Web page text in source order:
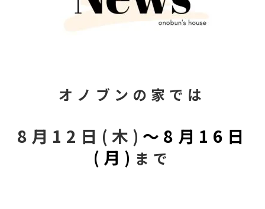
オノブンの家では
8月12日(木) ～8月16日
(月) まで